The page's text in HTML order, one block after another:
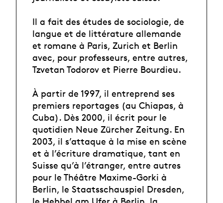
Il a fait des études de sociologie, de
langue et de littérature allemande
et romane à Paris, Zurich et Berlin
avec, pour professeurs, entre autres,
Tzvetan Todorov et Pierre Bourdieu.
À partir de 1997, il entreprend ses
premiers reportages (au Chiapas, à
Cuba). Dès 2000, il écrit pour le
quotidien Neue Zürcher Zeitung. En
2003, il s’attaque à la mise en scène
et à l’écriture dramatique, tant en
Suisse qu’à l’étranger, entre autres
pour le Théâtre Maxime-Gorki à
Berlin, le Staatsschauspiel Dresden,